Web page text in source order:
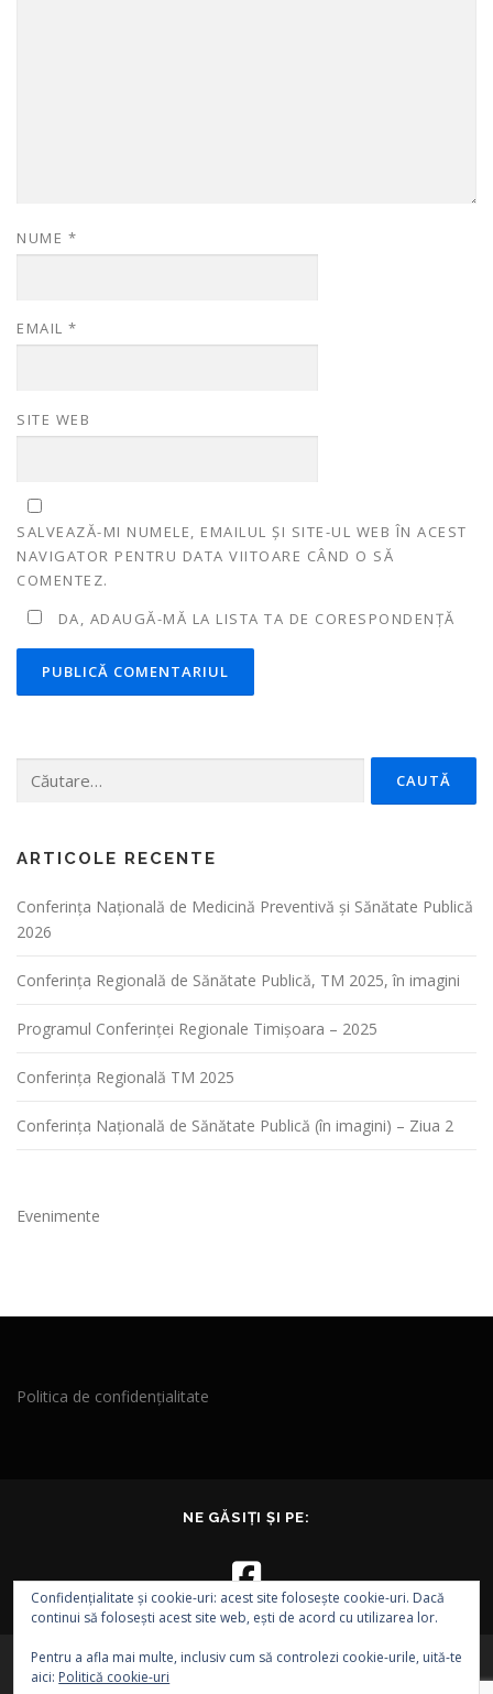
NUME *
EMAIL *
SITE WEB
SALVEAZĂ-MI NUMELE, EMAILUL ȘI SITE-UL WEB ÎN ACEST
NAVIGATOR PENTRU DATA VIITOARE CÂND O SĂ
COMENTEZ.
DA, ADAUGĂ-MĂ LA LISTA TA DE CORESPONDENȚĂ
după:
ARTICOLE RECENTE
Conferința Naţională de Medicină Preventivă şi Sănătate Publică
2026
Conferința Regională de Sănătate Publică, TM 2025, în imagini
Programul Conferinței Regionale Timișoara – 2025
Conferința Regională TM 2025
Conferința Națională de Sănătate Publică (în imagini) – Ziua 2
Evenimente
Politica de confidențialitate
NE GĂSIȚI ȘI PE:
Drepturi de autor © 2026 EVA - Asociația EPI VEST
Confidențialitate și cookie-uri: acest site folosește cookie-uri. Dacă
continui să folosești acest site web, ești de acord cu utilizarea lor.
Pentru a afla mai multe, inclusiv cum să controlezi cookie-urile, uită-te
aici: Politică cookie-uri